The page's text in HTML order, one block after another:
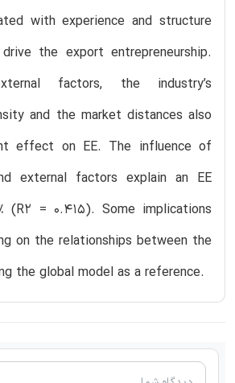
with experience and structure
the export entrepreneurship.
factors, the industry’s
and the market distances also
effect on EE. The influence of
external factors explain an EE
(R2 = 0.415). Some implications
on the relationships between the
the global model as a reference.